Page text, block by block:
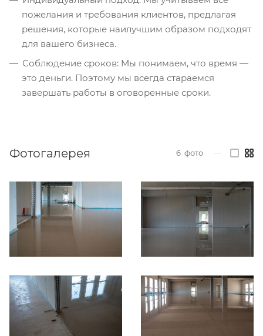
пожелания и требования клиентов, предлагая
решения, которые наилучшим образом подходят
для вашего бизнеса.
Соблюдение сроков: Мы понимаем, что время —
это деньги. Поэтому мы всегда стараемся
завершать работы в оговоренные сроки.
Фотогалерея 6 фото